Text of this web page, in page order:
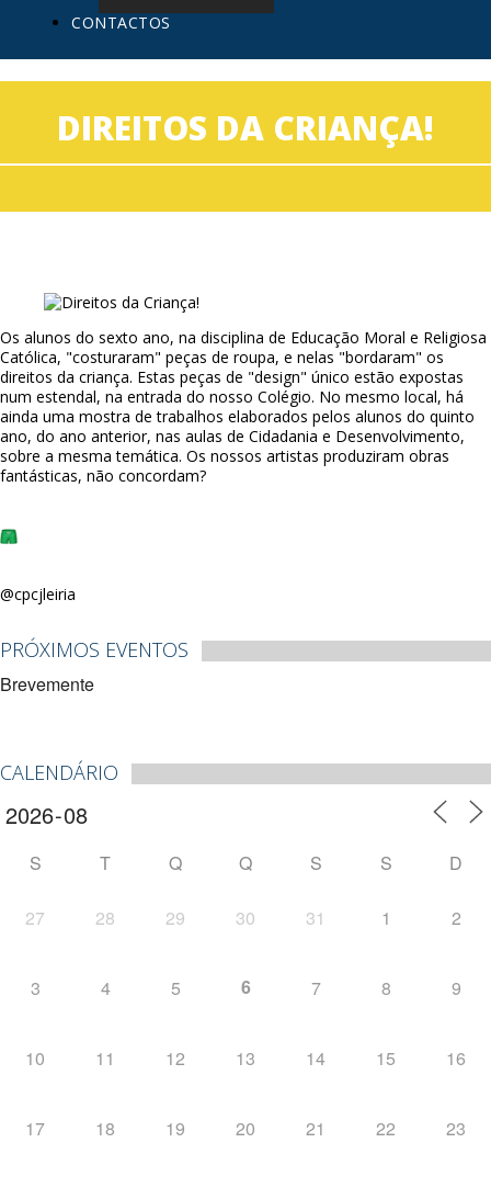
CONTACTOS
DIREITOS DA CRIANÇA!
Os alunos do sexto ano, na disciplina de Educação Moral e Religiosa
Católica, "costuraram" peças de roupa, e nelas "bordaram" os
direitos da criança. Estas peças de "design" único estão expostas
num estendal, na entrada do nosso Colégio. No mesmo local, há
ainda uma mostra de trabalhos elaborados pelos alunos do quinto
ano, do ano anterior, nas aulas de Cidadania e Desenvolvimento,
sobre a mesma temática. Os nossos artistas produziram obras
fantásticas, não concordam?
@cpcjleiria
PRÓXIMOS EVENTOS
Brevemente
CALENDÁRIO
S T Q Q S S D
27 28 29 30 31 1 2
3 4 5 6 7 8 9
10 11 12 13 14 15 16
17 18 19 20 21 22 23